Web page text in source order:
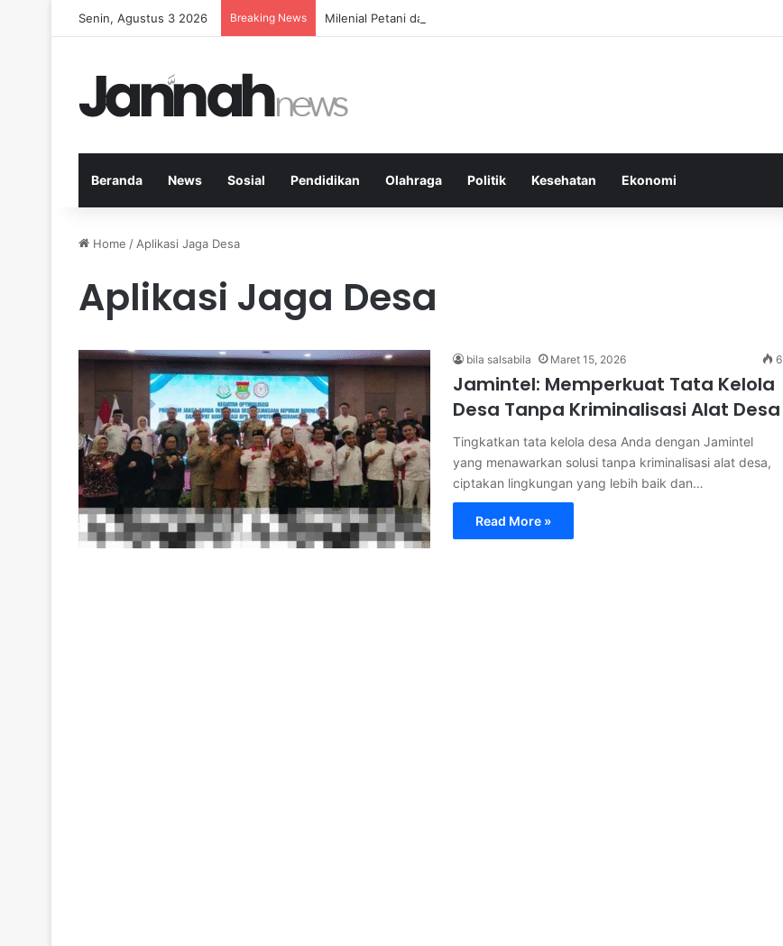
Senin, Agustus 3 2026 Breaking News Milenial Petani dan Transformasi Pertanian melalui Teknologi Digital
Beranda News Sosial Pendidikan Olahraga Politik Kesehatan Ekonomi
Home / Aplikasi Jaga Desa
Aplikasi Jaga Desa
bila salsabila Maret 15, 2026 6
Jamintel: Memperkuat Tata Kelola
Desa Tanpa Kriminalisasi Alat Desa
Tingkatkan tata kelola desa Anda dengan Jamintel
yang menawarkan solusi tanpa kriminalisasi alat desa,
ciptakan lingkungan yang lebih baik dan…
Read More »